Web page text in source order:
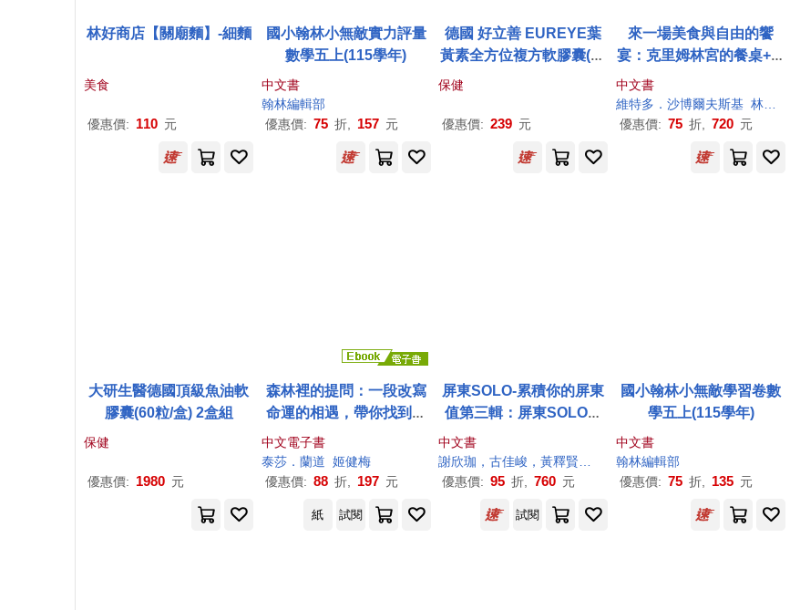
林好商店【關廟麵】-細麵
美食
優惠價: 110 元
國小翰林小無敵實力評量
數學五上(115學年)
中文書
翰林編輯部
優惠價: 75 折, 157 元
德國 好立善 EUREYE葉
黃素全方位複方軟膠囊(30
保健
優惠價: 239 元
來一場美食與自由的饗
宴：克里姆林宮的餐桌+跳
舞的熊【二版】(2冊合售)
中文書
維特多．沙博爾夫斯基 林蔚昀
優惠價: 75 折, 720 元
大研生醫德國頂級魚油軟
膠囊(60粒/盒) 2盒組
保健
優惠價: 1980 元
森林裡的提問：一段改寫
命運的相遇，帶你找到內
在羅盤 (電子書)
中文電子書
泰莎．蘭道 姬健梅
優惠價: 88 折, 197 元
屏東SOLO-累積你的屏東
值第三輯：屏東SOLO屏
北篇 (九如、長治、屏東)
屏東SOLO屏中篇 (竹田、
麟洛、內埔) 屏東SOLO屏
屏東SOLO屏南篇 (佳冬、
中文書
優惠價: 95 折, 760 元
國小翰林小無敵學習卷數
學五上(115學年)
中文書
翰林編輯部
優惠價: 75 折, 135 元
紙 試閱 試閱